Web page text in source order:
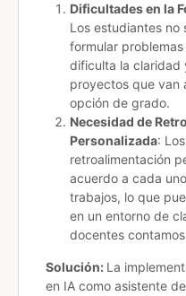
Dificultades en la
Los estudiantes no
formular
dificulta la claridad
proyectos que van
opción de grado.
Necesidad de
Personalizada:
retroalimentación
acuerdo a cada
trabajos, lo que
en un entorno de
docentes
Solución: La
en IA como asistente